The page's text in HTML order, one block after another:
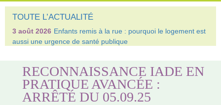
TOUTE L’ACTUALITÉ
3 août 2026 Enfants remis à la rue : pourquoi le logement est
aussi une urgence de santé publique
RECONNAISSANCE IADE EN
PRATIQUE AVANCÉE :
ARRÊTÉ DU 05.09.25